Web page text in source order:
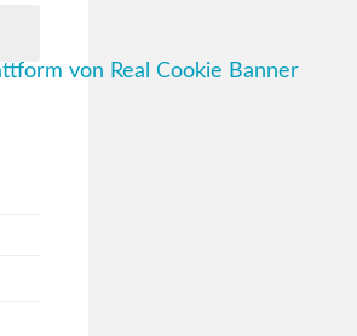
von Real Cookie Banner